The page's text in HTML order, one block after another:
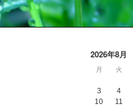
2026年8月
月 火
3
4
10
11